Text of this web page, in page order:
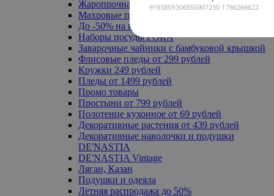
Жаропрочная посуда
Махровые полотенца
До -50% на ковры
Наборы посуды FORA
Заварочные чайники с бамбуковой крышкой
Флисовые пледы от 299 рублей
Кружки 249 рублей
Пледы от 1499 рублей
Промо товары
Простыни от 799 рублей
Полотенце кухонное от 69 рублей
Декоративные растения от 439 рублей
Декоративные наволочки и подушки
DE'NASTIA
DE'NASTIA Vintage
Ляган, Казан
Подушки и одеяла
Летняя распродажа до 50%